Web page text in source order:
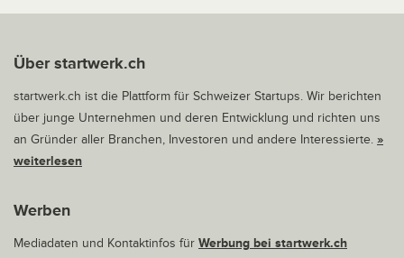
Über startwerk.ch
startwerk.ch ist die Plattform für Schweizer Startups. Wir berichten
über junge Unternehmen und deren Entwicklung und richten uns
an Gründer aller Branchen, Investoren und andere Interessierte. »
weiterlesen
Werben
Mediadaten und Kontaktinfos für Werbung bei startwerk.ch